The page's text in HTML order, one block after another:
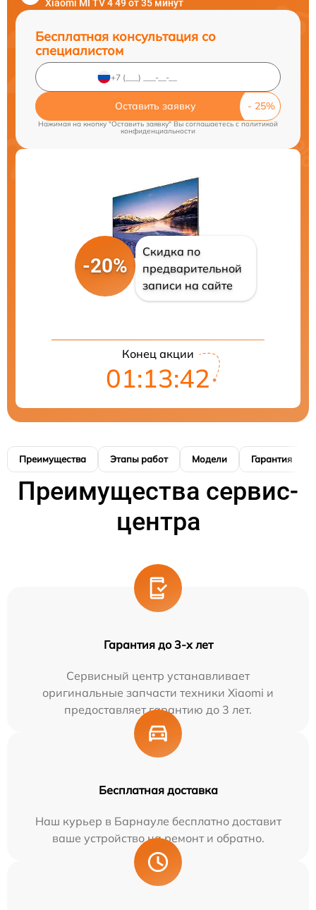
Xiaomi MI TV 4 49 от 35 минут
Бесплатная консультация со
специалистом
Оставить заявку
Нажимая на кнопку "Оставить заявку" Вы соглашаетесь cполитикой
конфиденциальности
-20%
Скидка по
предварительной
записи на сайте
Конец акции
01:13:41
Преимущества Этапы работ Модели Гарантия
Преимущества сервис-
центра
Гарантия до 3-х лет
Сервисный центр устанавливает
оригинальные запчасти техники Xiaomi и
предоставляет гарантию до 3 лет.
Бесплатная доставка
Наш курьер в Барнауле бесплатно доставит
ваше устройство на ремонт и обратно.